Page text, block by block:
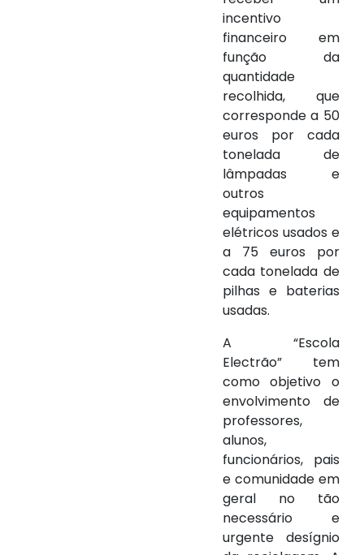
incentivo
financeiro em
função da
quantidade
recolhida, que
corresponde a 50
euros por cada
tonelada de
lâmpadas e
outros
equipamentos
elétricos usados e
a 75 euros por
cada tonelada de
pilhas e baterias
usadas.
A “Escola
Electrão” tem
como objetivo o
envolvimento de
professores,
alunos,
funcionários, pais
e comunidade em
geral no tão
necessário e
urgente desígnio